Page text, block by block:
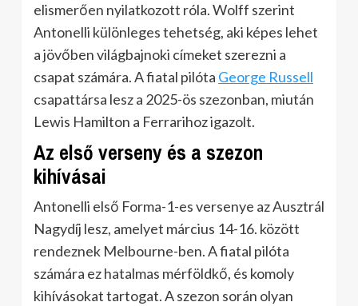
elismerően nyilatkozott róla. Wolff szerint
Antonelli különleges tehetség, aki képes lehet
a jövőben világbajnoki címeket szerezni a
csapat számára. A fiatal pilóta George Russell
csapattársa lesz a 2025-ös szezonban, miután
Lewis Hamilton a Ferrarihoz igazolt.
Az első verseny és a szezon
kihívásai
Antonelli első Forma-1-es versenye az Ausztrál
Nagydíj lesz, amelyet március 14-16. között
rendeznek Melbourne-ben. A fiatal pilóta
számára ez hatalmas mérföldkő, és komoly
kihívásokat tartogat. A szezon során olyan